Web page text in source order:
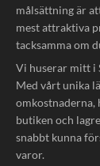
målsättning är
mest attraktiva
tacksamma om
Vi huserar mitt i
Med vårt unika
omkostnaderna,
butiken och
snabbt kunna
varor.